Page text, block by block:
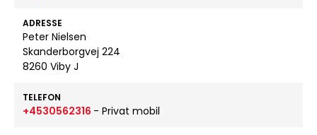
ADRESSE
Peter Nielsen
Skanderborgvej 224
8260 Viby J
TELEFON
+4530562316 - Privat mobil